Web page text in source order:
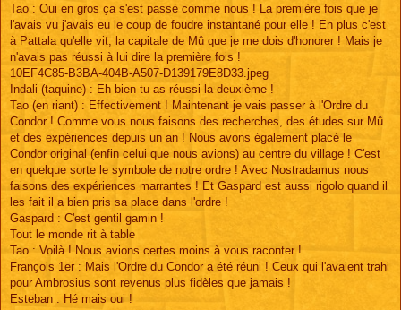
Tao : Oui en gros ça s'est passé comme nous ! La première fois que je
l'avais vu j'avais eu le coup de foudre instantané pour elle ! En plus c'est
à Pattala qu'elle vit, la capitale de Mû que je me dois d'honorer ! Mais je
n'avais pas réussi à lui dire la première fois !
10EF4C85-B3BA-404B-A507-D139179E8D33.jpeg
Indali (taquine) : Eh bien tu as réussi la deuxième !
Tao (en riant) : Effectivement ! Maintenant je vais passer à l'Ordre du
Condor ! Comme vous nous faisons des recherches, des études sur Mû
et des expériences depuis un an ! Nous avons également placé le
Condor original (enfin celui que nous avions) au centre du village ! C'est
en quelque sorte le symbole de notre ordre ! Avec Nostradamus nous
faisons des expériences marrantes ! Et Gaspard est aussi rigolo quand il
les fait il a bien pris sa place dans l'ordre !
Gaspard : C'est gentil gamin !
Tout le monde rit à table
Tao : Voilà ! Nous avions certes moins à vous raconter !
François 1er : Mais l'Ordre du Condor a été réuni ! Ceux qui l'avaient trahi
pour Ambrosius sont revenus plus fidèles que jamais !
Esteban : Hé mais oui !